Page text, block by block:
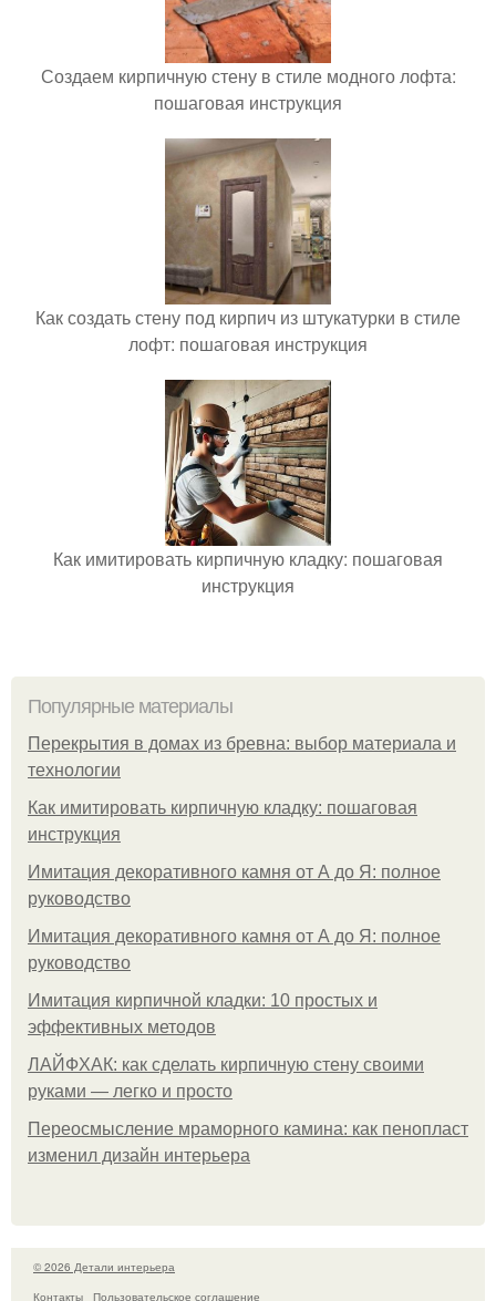
Создаем кирпичную стену в стиле модного лофта:
пошаговая инструкция
Как создать стену под кирпич из штукатурки в стиле
лофт: пошаговая инструкция
Как имитировать кирпичную кладку: пошаговая
инструкция
Популярные материалы
Перекрытия в домах из бревна: выбор материала и
технологии
Как имитировать кирпичную кладку: пошаговая
инструкция
Имитация декоративного камня от А до Я: полное
руководство
Имитация декоративного камня от А до Я: полное
руководство
Имитация кирпичной кладки: 10 простых и
эффективных методов
ЛАЙФХАК: как сделать кирпичную стену своими
руками — легко и просто
Переосмысление мраморного камина: как пенопласт
изменил дизайн интерьера
© 2026 Детали интерьера
Контакты
Пользовательское соглашение